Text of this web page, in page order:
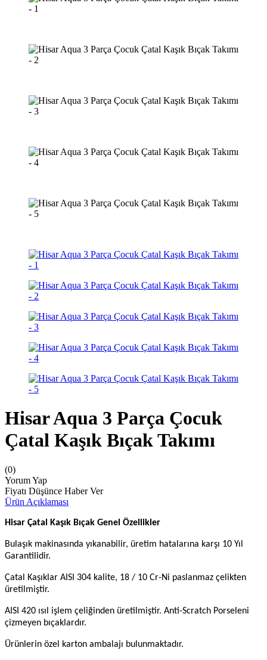
Hisar Aqua 3 Parça Çocuk
Çatal Kaşık Bıçak Takımı
(0)
Yorum Yap
Fiyatı Düşünce Haber Ver
Ürün Açıklaması
Hisar Çatal Kaşık Bıçak Genel Özellikler
Bulaşık makinasında yıkanabilir, üretim hatalarına karşı 10 Yıl
Garantilidir.
Çatal Kaşıklar AISI 304 kalite, 18 / 10 Cr-Ni paslanmaz çelikten
üretilmiştir.
AISI 420 ısıl işlem çeliğinden üretilmiştir. Anti-Scratch Porseleni
çizmeyen bıçaklardır.
Ürünlerin özel karton ambalajı bulunmaktadır.